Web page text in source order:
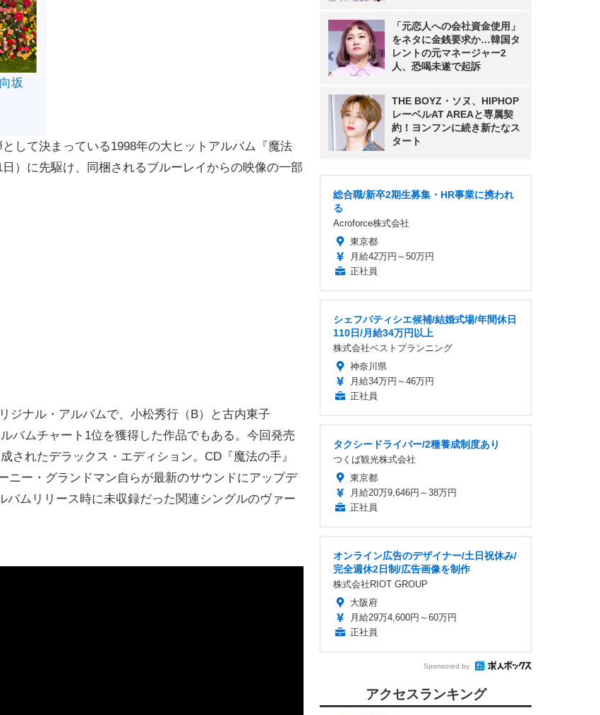
坂
して決まっている1998年の大ヒットアルバム『魔法
）に先駆け、同梱されるブルーレイからの映像の一部
ジナル・アルバムで、小松秀行（B）と古内東子
バムチャート1位を獲得した作品でもある。今回発売
されたデラックス・エディション。CD『魔法の手』
ニー・グランドマン自らが最新のサウンドにアップデ
ムリリース時に未収録だった関連シングルのヴァー
「元恋人への会社資金使用」
をネタに金銭要求か…韓国タ
レントの元マネージャー2
人、恐喝未遂で起訴
THE BOYZ・ソヌ、HIPHOP
レーベルAT AREAと専属契
約！ヨンフンに続き新たなス
タート
総合職/新卒2期生募集・HR事業に携われ
る
Acroforce株式会社
東京都
月給42万円～50万円
正社員
シェフパティシエ候補/結婚式場/年間休日
110日/月給34万円以上
株式会社ベストプランニング
神奈川県
月給34万円～46万円
正社員
タクシードライバー/2種養成制度あり
つくば観光株式会社
東京都
月給20万9,646円～38万円
正社員
オンライン広告のデザイナー/土日祝休み/
完全週休2日制/広告画像を制作
株式会社RIOT GROUP
大阪府
月給29万4,600円～60万円
正社員
Sponsored by
アクセスランキング